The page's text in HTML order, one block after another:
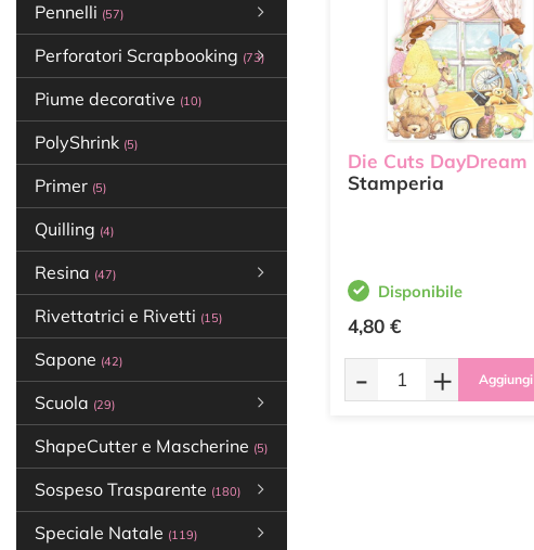
Pennelli (57)
Perforatori Scrapbooking (73)
Piume decorative (10)
PolyShrink (5)
Primer (5)
Quilling (4)
Resina (47)
Rivettatrici e Rivetti (15)
Sapone (42)
Scuola (29)
ShapeCutter e Mascherine (5)
Sospeso Trasparente (180)
Speciale Natale (119)
Die Cuts DayDream
Stamperia
Disponibile
4,80 €
- + Aggiungi